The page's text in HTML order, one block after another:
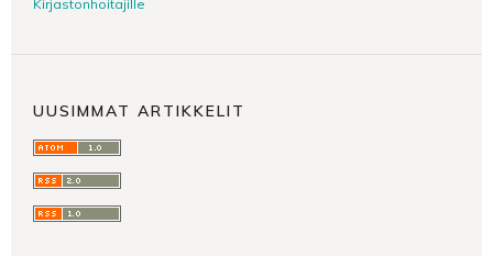
Kirjastonhoitajille
UUSIMMAT ARTIKKELIT